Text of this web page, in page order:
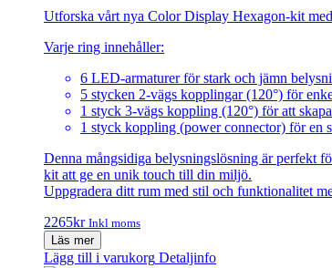
Utforska vårt nya Color Display Hexagon-kit
Varje ring innehåller:
6 LED-armaturer för stark och jämn
5 stycken 2-vägs kopplingar (120°) för
1 styck 3-vägs koppling (120°) för att
1 styck koppling (power connector) för en
Denna mångsidiga belysningslösning är perfekt
kit att ge en unik touch till din miljö.
Uppgradera ditt rum med stil och funktionalitet
2265kr Inkl moms
Läs mer
Lägg till i varukorg Detaljinfo